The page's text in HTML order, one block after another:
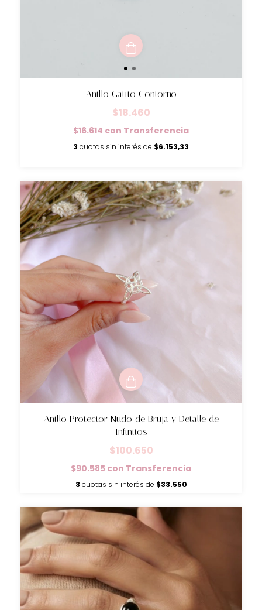
Anillo Gatito Contorno
$18.460
$16.614 con Transferencia
3 cuotas sin interés de $6.153,33
Anillo Protector Nudo de Bruja y Detalle de
Infinitos
$100.650
$90.585 con Transferencia
3 cuotas sin interés de $33.550